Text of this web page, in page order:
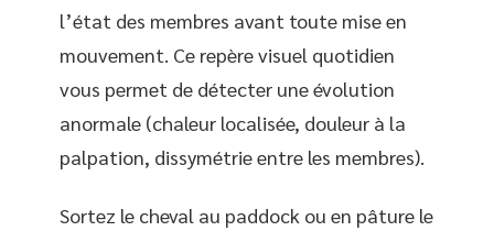
l’état des membres avant toute mise en
mouvement. Ce repère visuel quotidien
vous permet de détecter une évolution
anormale (chaleur localisée, douleur à la
palpation, dissymétrie entre les membres).
Sortez le cheval au paddock ou en pâture le